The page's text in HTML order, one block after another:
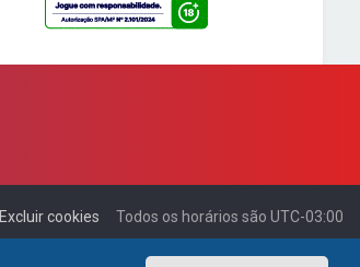
Todos os horários são UTC-03:00
Excluir cookies